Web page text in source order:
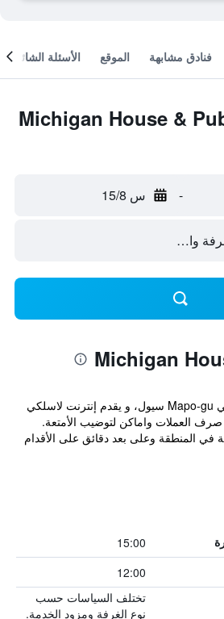
فنادق مشابهة الموقع الأسئلة الشائعة
- س 15/8
يتواجد منزل الضيافة هذا في Mapo-gu سيول، و يقدم إنترنت لاسلكي
صرف العملات واماكن لتوضيب الأمتعة.
في المنطقة وعلى بعد دقائق على الأقدام
15:00
12:00
تختلف السياسات حسب
نوع الغرفة ومزود الخدمة.